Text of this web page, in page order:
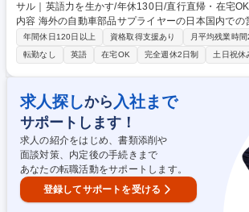
サル｜英語力を生かす/年休130日/直行直帰・在宅OK/年収
内容 海外の自動車部品サプライヤーの日本国内での
日本の自動車産業に対して、製品を活用した改善策
一貫して行い事業拡大をサポートします。 【具体的には】担当サプライヤ
ーの技術や製品を理解し、国内顧客の課題に合わせ
期調整、品質対応に加え、海外本国と英語を使用し
向けた戦略立案も担います。 【働き方】基本的には
なり、個人での裁量が非常に大きいです。週1回チ
捗の確認を行い計画から遅滞がないか確認。裁量は
せにはしない働き方です。 募集職種 名古屋/戦略コンサル｜英語力を生か
す/年休130日/直行直帰・在宅OK/年収600万～
年間休日120日以上 資格取得支援あり
月平均残業時
転勤なし
英語 在宅OK 完全週休2日制 土日祝休
求人探しから 入社まで
サポートします！
求人の紹介をはじめ、書類添削や
面談対策、内定後の手続きまで
あなたの転職活動をサポートします。
登録してサポートを受ける